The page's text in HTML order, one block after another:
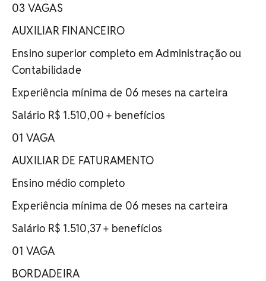
03 VAGAS
AUXILIAR FINANCEIRO
Ensino superior completo em Administração ou
Contabilidade
Experiência mínima de 06 meses na carteira
Salário R$ 1.510,00 + benefícios
01 VAGA
AUXILIAR DE FATURAMENTO
Ensino médio completo
Experiência mínima de 06 meses na carteira
Salário R$ 1.510,37 + benefícios
01 VAGA
BORDADEIRA